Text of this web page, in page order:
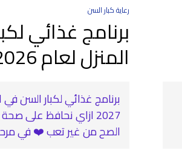
رعاية كبار السن
برنامج غذائي
المنزل لعام 2026 – 2027
2027 ازاي نحافظ على صحة
الصح من غير تعب ❤️‍ في